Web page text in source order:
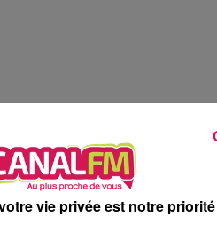
vie privée est notre priorité